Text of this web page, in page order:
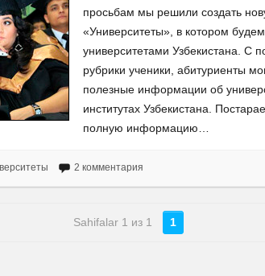
просьбам мы решили создать
«Университеты», в котором
университетами Узбекистана. С
рубрики ученики, абитуриенты
полезные информации об
институтах Узбекистана.
полную информацию…
2 комментария
Sahifalar 1 из 1 1